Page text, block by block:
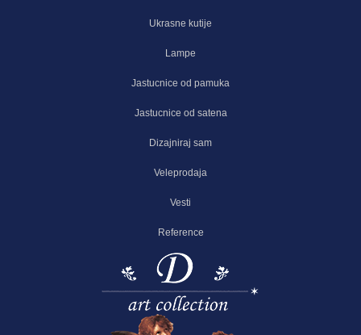
Ukrasne kutije
Lampe
Jastucnice od pamuka
Jastucnice od satena
Dizajniraj sam
Veleprodaja
Vesti
Reference